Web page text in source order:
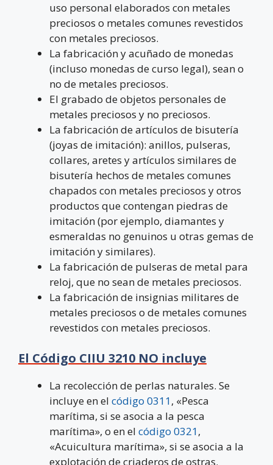
uso personal elaborados con metales
preciosos o metales comunes revestidos
con metales preciosos.
La fabricación y acuñado de monedas
(incluso monedas de curso legal), sean o
no de metales preciosos.
El grabado de objetos personales de
metales preciosos y no preciosos.
La fabricación de artículos de bisutería
(joyas de imitación): anillos, pulseras,
collares, aretes y artículos similares de
bisutería hechos de metales comunes
chapados con metales preciosos y otros
productos que contengan piedras de
imitación (por ejemplo, diamantes y
esmeraldas no genuinos u otras gemas de
imitación y similares).
La fabricación de pulseras de metal para
reloj, que no sean de metales preciosos.
La fabricación de insignias militares de
metales preciosos o de metales comunes
revestidos con metales preciosos.
El Código CIIU 3210 NO incluye
La recolección de perlas naturales. Se
incluye en el código 0311, «Pesca
marítima, si se asocia a la pesca
marítima», o en el código 0321,
«Acuicultura marítima», si se asocia a la
explotación de criaderos de ostras.